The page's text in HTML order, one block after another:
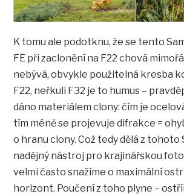
K tomu ale podotknu, že se tento
FE při zaclonění na F22 chová
nebývá, obvykle použitelná kresba
F22, neřkuli F32 je to humus –
dáno materiálem clony: čím je
tím méně se projevuje difrakce =
o hranu clony. Což tedy dělá z tohoto
nadějný nástroj pro krajinářskou
velmi často snažíme o maximální
horizont. Poučení z toho plyne –